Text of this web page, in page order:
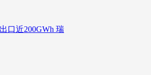
口近200GWh 瑞